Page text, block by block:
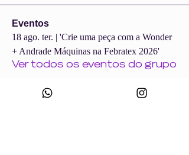
Eventos
18 ago. ter. | 'Crie uma peça com a Wonder
+ Andrade Máquinas na Febratex 2026'
Ver todos os eventos do grupo